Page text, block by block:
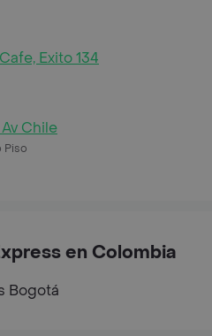
Exito 134
Chile
Piso
en Colombia
Bogotá